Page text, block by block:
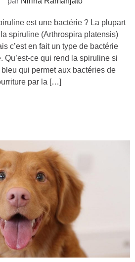
est une bactérie ? La plupart
spiruline (Arthrospira platensis)
c’est en fait un type de bactérie
Qu’est-ce qui rend la spiruline si
qui permet aux bactéries de
par la […]